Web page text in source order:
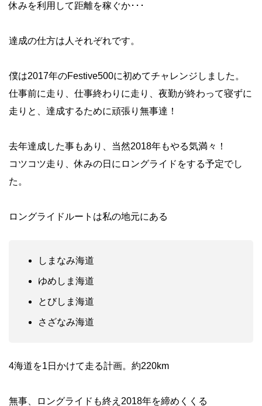
休みを利用して距離を稼ぐか･･･
達成の仕方は人それぞれです。
僕は2017年のFestive500に初めてチャレンジしました。
仕事前に走り、仕事終わりに走り、夜勤が終わって寝ずに
走りと、達成するために頑張り無事達！
去年達成した事もあり、当然2018年もやる気満々！
コツコツ走り、休みの日に ロングライド をする予定でし
た。
ロングライドルートは私の地元にある
しまなみ海道
ゆめしま海道
とびしま海道
さざなみ海道
4海道を1日かけて走る計画。約220km
無事、ロングライドも終え2018年を締めくくる